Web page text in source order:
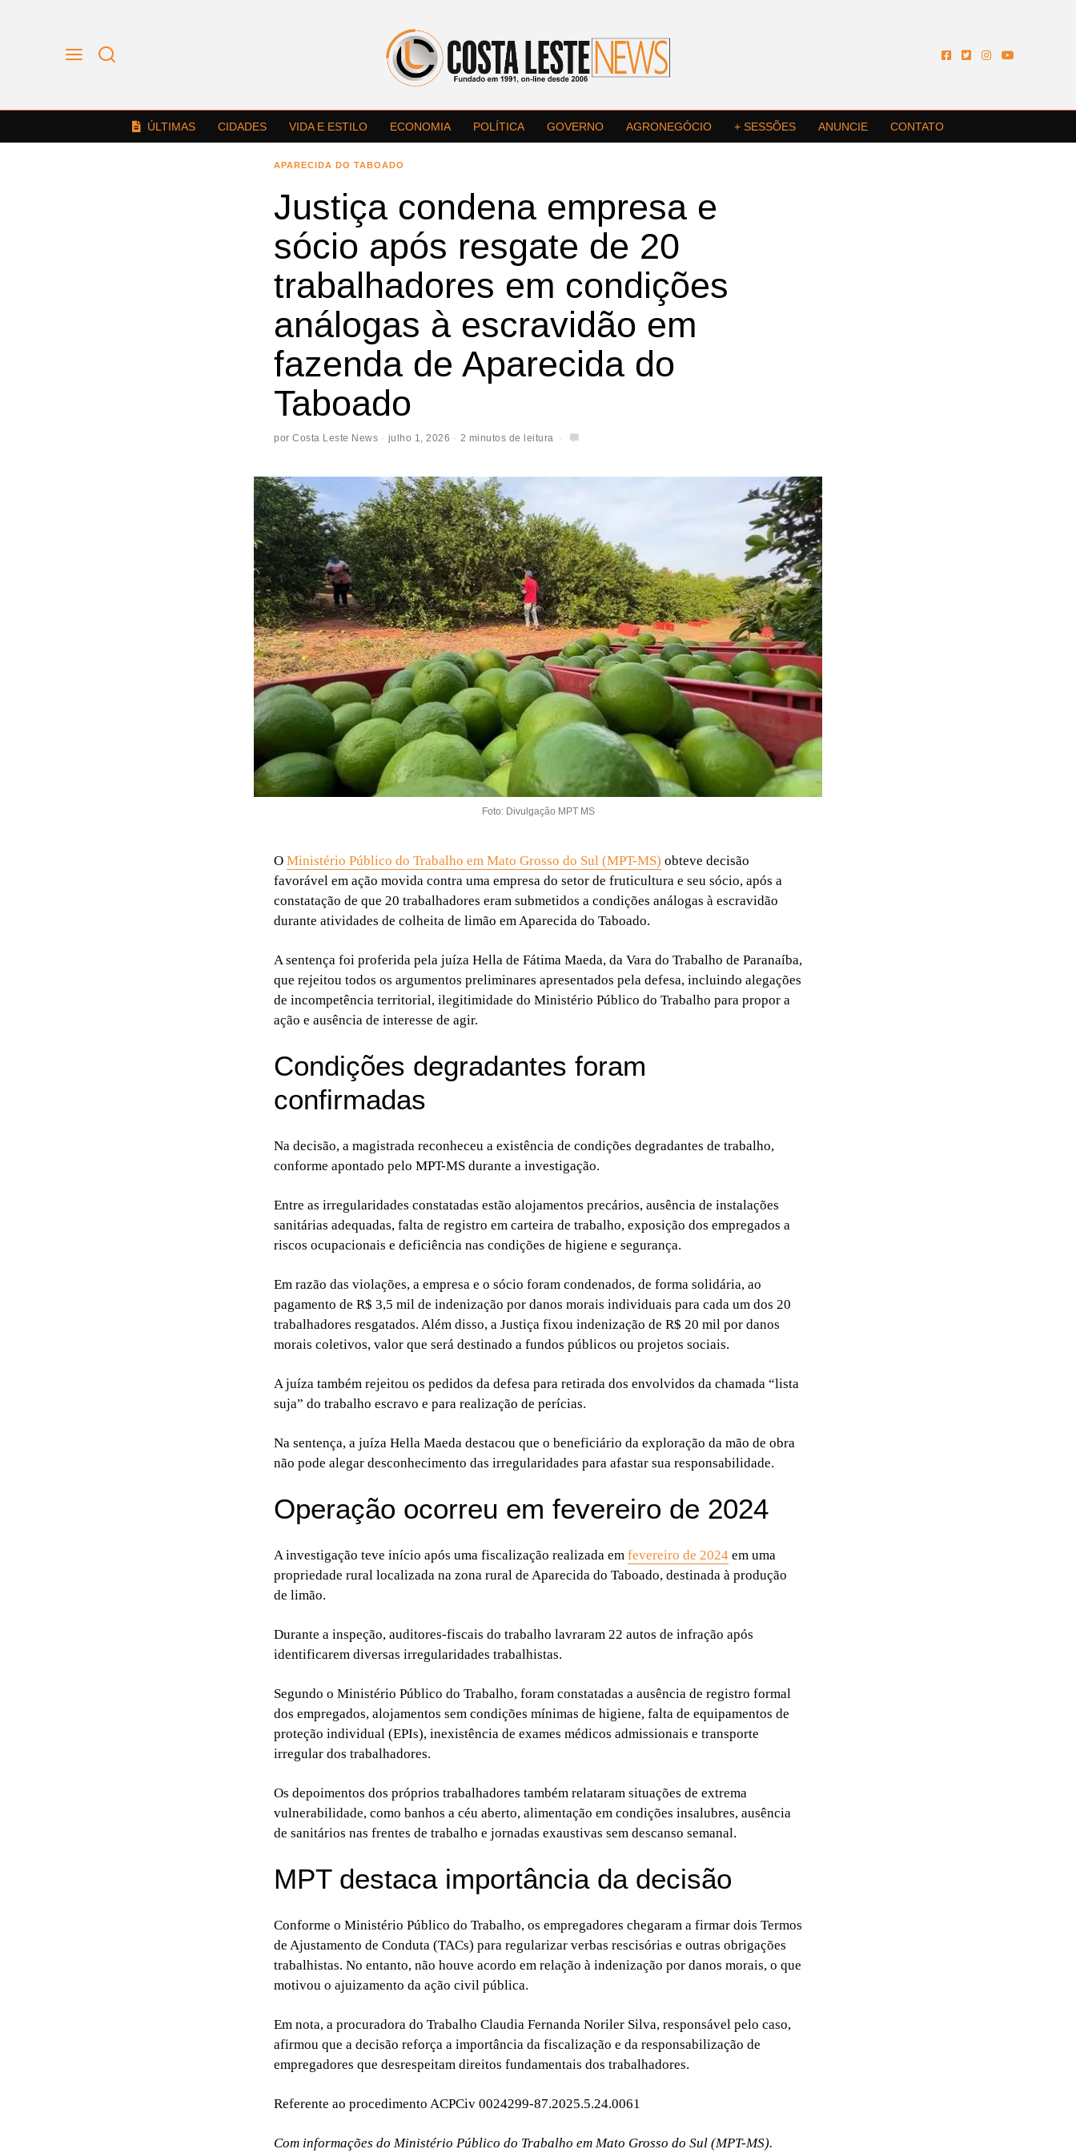
ÚLTIMAS CIDADES VIDA E ESTILO ECONOMIA POLÍTICA GOVERNO AGRONEGÓCIO + SESSÕES ANUNCIE CONTATO
APARECIDA DO TABOADO
Justiça condena empresa e
sócio após resgate de 20
trabalhadores em condições
análogas à escravidão em
fazenda de Aparecida do
Taboado
por Costa Leste News julho 1, 2026 2 minutos de leitura
Foto: Divulgação MPT MS
O Ministério Público do Trabalho em Mato Grosso do Sul (MPT-MS) obteve decisão
favorável em ação movida contra uma empresa do setor de fruticultura e seu sócio, após a
constatação de que 20 trabalhadores eram submetidos a condições análogas à escravidão
durante atividades de colheita de limão em Aparecida do Taboado.
A sentença foi proferida pela juíza Hella de Fátima Maeda, da Vara do Trabalho de Paranaíba,
que rejeitou todos os argumentos preliminares apresentados pela defesa, incluindo alegações
de incompetência territorial, ilegitimidade do Ministério Público do Trabalho para propor a
ação e ausência de interesse de agir.
Condições degradantes foram
confirmadas
Na decisão, a magistrada reconheceu a existência de condições degradantes de trabalho,
conforme apontado pelo MPT-MS durante a investigação.
Entre as irregularidades constatadas estão alojamentos precários, ausência de instalações
sanitárias adequadas, falta de registro em carteira de trabalho, exposição dos empregados a
riscos ocupacionais e deficiência nas condições de higiene e segurança.
Em razão das violações, a empresa e o sócio foram condenados, de forma solidária, ao
pagamento de R$ 3,5 mil de indenização por danos morais individuais para cada um dos 20
trabalhadores resgatados. Além disso, a Justiça fixou indenização de R$ 20 mil por danos
morais coletivos, valor que será destinado a fundos públicos ou projetos sociais.
A juíza também rejeitou os pedidos da defesa para retirada dos envolvidos da chamada “lista
suja” do trabalho escravo e para realização de perícias.
Na sentença, a juíza Hella Maeda destacou que o beneficiário da exploração da mão de obra
não pode alegar desconhecimento das irregularidades para afastar sua responsabilidade.
Operação ocorreu em fevereiro de 2024
A investigação teve início após uma fiscalização realizada em fevereiro de 2024 em uma
propriedade rural localizada na zona rural de Aparecida do Taboado, destinada à produção
de limão.
Durante a inspeção, auditores-fiscais do trabalho lavraram 22 autos de infração após
identificarem diversas irregularidades trabalhistas.
Segundo o Ministério Público do Trabalho, foram constatadas a ausência de registro formal
dos empregados, alojamentos sem condições mínimas de higiene, falta de equipamentos de
proteção individual (EPIs), inexistência de exames médicos admissionais e transporte
irregular dos trabalhadores.
Os depoimentos dos próprios trabalhadores também relataram situações de extrema
vulnerabilidade, como banhos a céu aberto, alimentação em condições insalubres, ausência
de sanitários nas frentes de trabalho e jornadas exaustivas sem descanso semanal.
MPT destaca importância da decisão
Conforme o Ministério Público do Trabalho, os empregadores chegaram a firmar dois Termos
de Ajustamento de Conduta (TACs) para regularizar verbas rescisórias e outras obrigações
trabalhistas. No entanto, não houve acordo em relação à indenização por danos morais, o que
motivou o ajuizamento da ação civil pública.
Em nota, a procuradora do Trabalho Claudia Fernanda Noriler Silva, responsável pelo caso,
afirmou que a decisão reforça a importância da fiscalização e da responsabilização de
empregadores que desrespeitam direitos fundamentais dos trabalhadores.
Referente ao procedimento ACPCiv 0024299-87.2025.5.24.0061
Com informações do Ministério Público do Trabalho em Mato Grosso do Sul (MPT-MS).